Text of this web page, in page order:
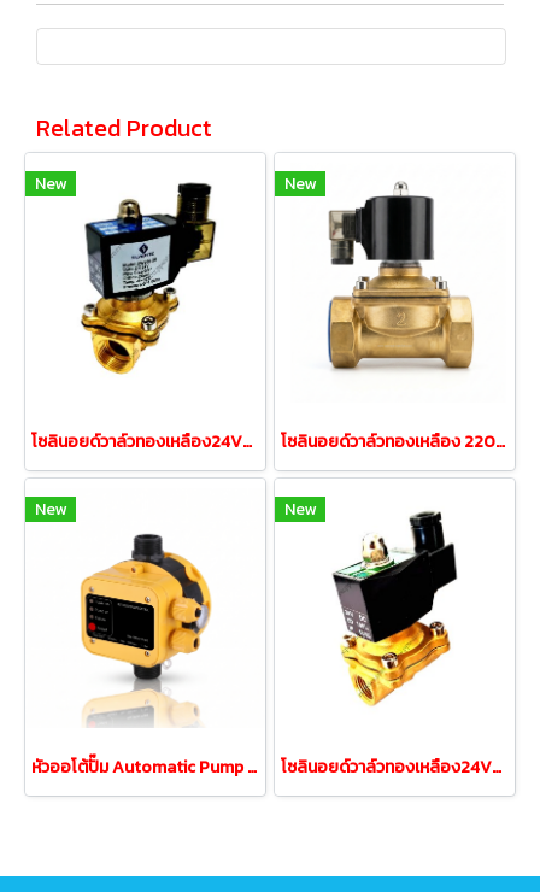
Related Product
New
โซลินอยด์วาล์วทองเหลือง24VDC 3/4" 4หุน เครื่องกรองน้ำRO
New
โซลินอยด์วาล์วทองเหลือง 220V ขนาด 2 นิ้ว
New
หัวออโต้ปั๊ม Automatic Pump Control 220V AC สีเหลือง
New
โซลินอยด์วาล์วทองเหลือง24VDC 1/2" 4หุน เครื่องกรองน้ำ